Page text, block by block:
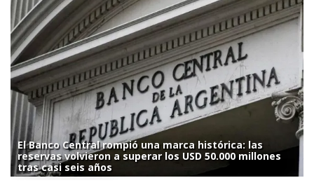
El Banco Central rompió una marca histórica: las
reservas volvieron a superar los USD 50.000 millones
tras casi seis años